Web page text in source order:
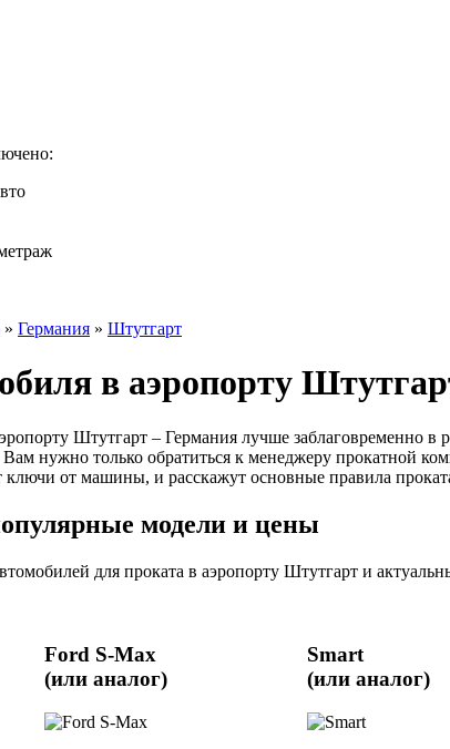
» Германия » Штутгарт
в аэропорту
Штутгарт – Германия лучше заблаговременно
нужно только обратиться к менеджеру прокатной
ключи от машины, и расскажут основные правила
модели и цены
для проката в аэропорту Штутгарт и
Ford S-Max
(или аналог)
Smart
(или аналог)